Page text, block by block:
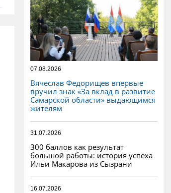
07.08.2026
Вячеслав Федорищев впервые
вручил знак «За вклад в развитие
Самарской области» выдающимся
жителям
31.07.2026
300 баллов как результат
большой работы: история успеха
Ильи Макарова из Сызрани
16.07.2026